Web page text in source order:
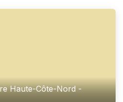
Haute-Côte-Nord -